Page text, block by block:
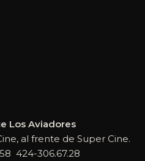
Los Aviadores
al frente de Super Cine.
424-306.67.28